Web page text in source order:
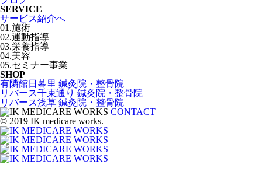
SERVICE
サービス紹介へ
01.施術
02.運動指導
03.栄養指導
04.美容
05.セミナー事業
SHOP
有隣館日暮里 鍼灸院・整骨院
リバース千束通り 鍼灸院・整骨院
リバース浅草 鍼灸院・整骨院
CONTACT
© 2019 IK medicare works.